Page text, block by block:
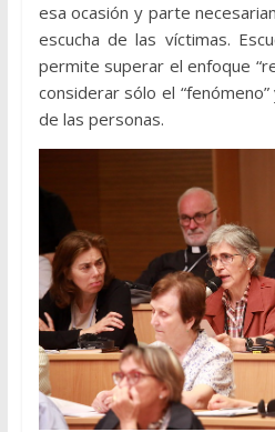
esa ocasión y parte
escucha de las víctimas.
permite superar el enfoque
considerar sólo el
de las personas.